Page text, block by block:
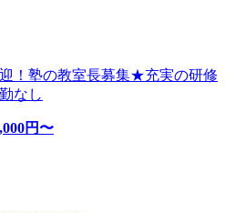
迎！塾の教室長募集★充実の研修
なし
円〜